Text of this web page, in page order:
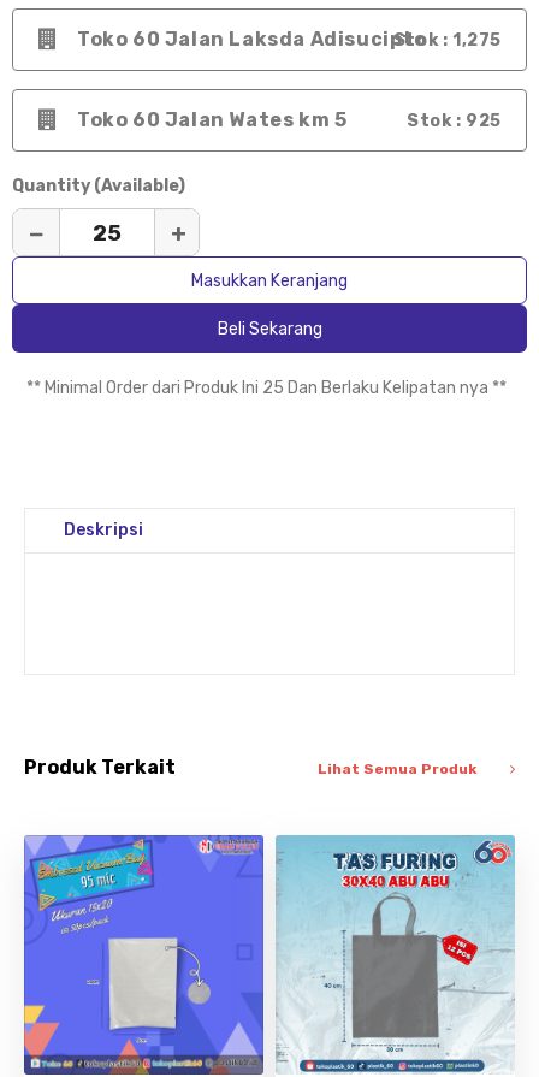
Toko 60 Jalan Laksda AdisuciptoStok : 1,275
Toko 60 Jalan Wates km 5 Stok : 925
Quantity (Available)
− +
Masukkan Keranjang
Beli Sekarang
** Minimal Order dari Produk Ini 25 Dan Berlaku Kelipatan nya **
Deskripsi
Produk Terkait Lihat Semua Produk